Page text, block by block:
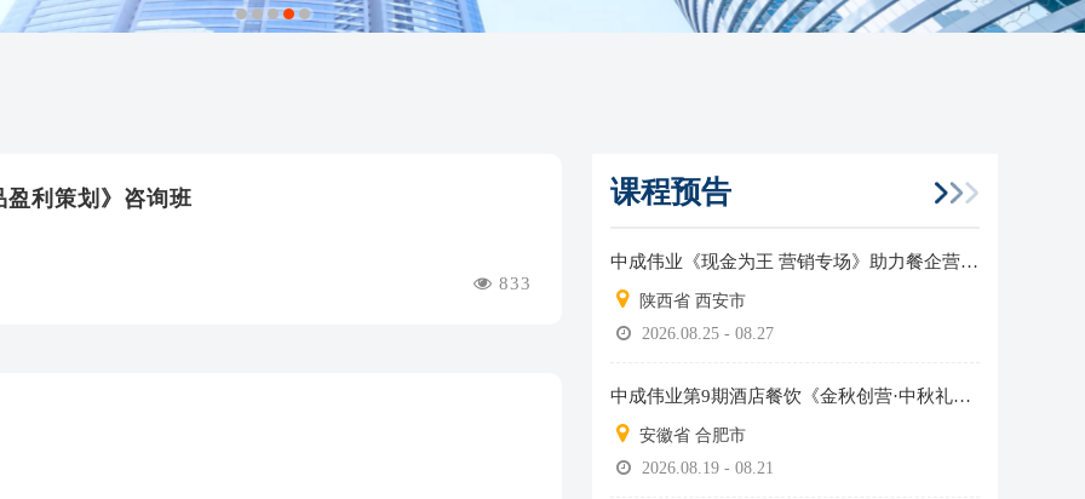
1 2 3 4 5
利策划》咨询班
833
课程预告
中成伟业《现金为王 营销专场》助力餐企营收增长！
陕西省 西安市
2026.08.25 - 08.27
中成伟业第9期酒店餐饮《金秋创营·中秋礼盒全员销售实战营》
安徽省 合肥市
2026.08.19 - 08.21